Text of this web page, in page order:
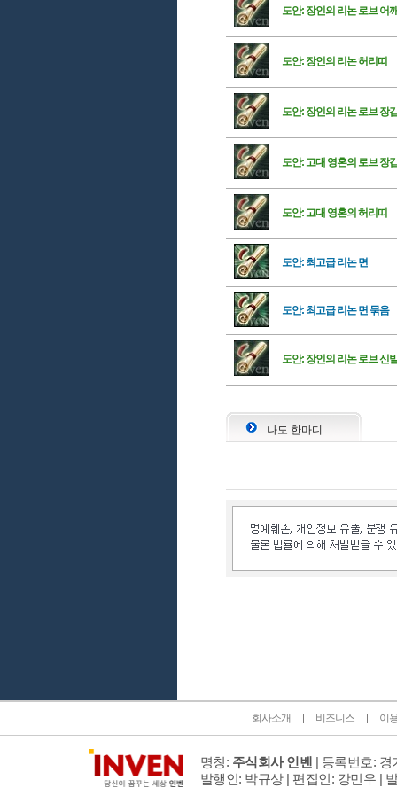
도안: 장인의 리논 로브 어
도안: 장인의 리논 허리띠
도안: 장인의 리논 로브 장
도안: 고대 영혼의 로브 장
도안: 고대 영혼의 허리띠
도안: 최고급 리논 면
도안: 최고급 리논 면 묶음
도안: 장인의 리논 로브 신
나도 한마디
회사소개 비즈니스 이
명칭: 주식회사 인벤 | 등록번호: 경
발행인: 박규상 | 편집인: 강민우 |